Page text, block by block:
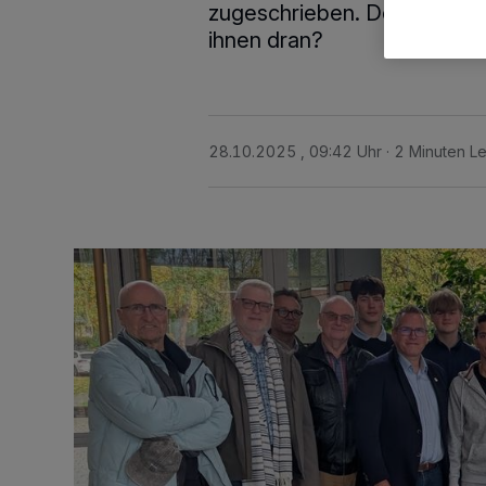
zugeschrieben. Doch
ihnen dran?
28.10.2025 , 09:42 Uhr 2 Minuten